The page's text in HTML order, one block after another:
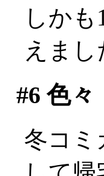
しか
えま
#6 色々
冬コミ